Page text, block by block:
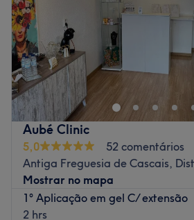
Aubé Clinic
5,0
52 comentários
Antiga Freguesia de Cascais,
Mostrar no mapa
1° Aplicação em gel C/ extensão
2 hrs